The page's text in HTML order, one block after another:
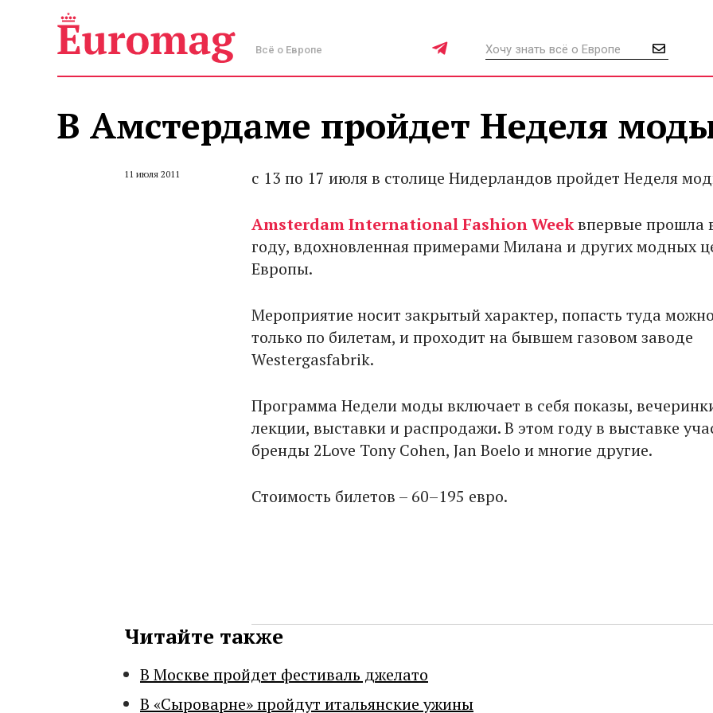
Всё о Европе
В Амстердаме пройдет Неделя
11 июля 2011 с 13 по 17 июля в столице Нидерландов пройдет Неделя
Amsterdam International Fashion Weekвпервые прошла
году, вдохновленная примерами Милана и других модных
Европы.
Мероприятие носит закрытый характер, попасть туда можно
только по билетам, и проходит на бывшем газовом заводе
Westergasfabrik.
Программа Недели моды включает в себя показы,
лекции, выставки и распродажи. В этом году в выставке
бренды 2Love Tony Cohen, Jan Boelo и многие другие.
Стоимость билетов – 60–195 евро.
Читайте также
В Москве пройдет фестиваль джелато
В «Сыроварне» пройдут итальянские ужины